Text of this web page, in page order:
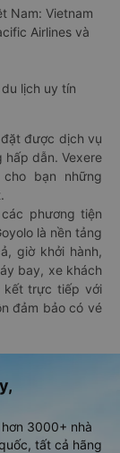
Nam: Vietnam
Airlines và
lịch uy tín
được dịch vụ
hấp dẫn. Vexere
bạn những
phương tiện
là nền tảng
giờ khởi hành,
bay, xe khách
kết trực tiếp với
đảm bảo có vé
3000+ nhà
tất cả hãng